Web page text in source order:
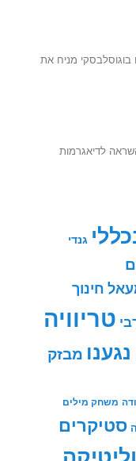
בוגוסלבסקי מניח את
לדיאגרמות
גנדי
חינוך
טריוויה
מבזק
משחק מילים
סטיקרים